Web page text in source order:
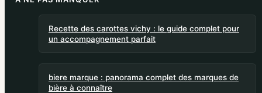
Recette des carottes vichy : le guide complet pour
un accompagnement parfait
biere marque : panorama complet des marques de
bière à connaître